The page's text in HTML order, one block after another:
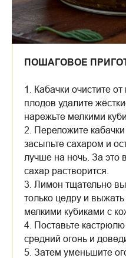
ПОШАГОВОЕ
1. Кабачки очистите
плодов удалите
нарежьте мелкими
2. Переложите
засыпьте сахаром и
лучше на ночь. За это
сахар растворится.
3. Лимон тщательно
только цедру и
мелкими кубиками с
4. Поставьте
средний огонь и
5. Затем уменьшите